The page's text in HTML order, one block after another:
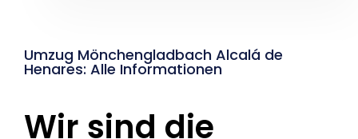
Umzug Mönchengladbach Alcalá de
Henares: Alle Informationen
Wir sind die